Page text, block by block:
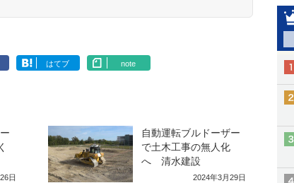
はてブ note
日
自動運転ブルドーザー
で土木工事の無人化
へ 清水建設
2024年3月29日